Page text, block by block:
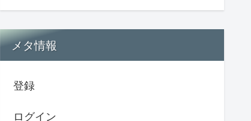
メタ情報
登録
ログイン